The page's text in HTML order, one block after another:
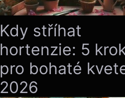
Kdy stříhat
hortenzie: 5
pro bohaté
2026